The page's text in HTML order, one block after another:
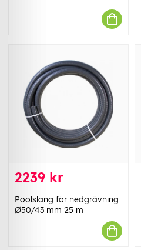
2239 kr
Poolslang för nedgrävning
Ø50/43 mm 25 m